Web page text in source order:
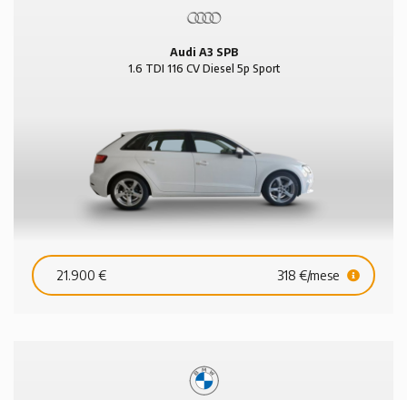
Audi A3 SPB
1.6 TDI 116 CV Diesel 5p Sport
21.900 € 318 €/mese